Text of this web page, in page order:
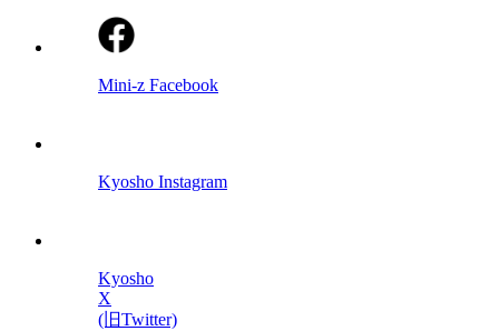
Mini-z Facebook
Kyosho Instagram
Kyosho
X
(旧Twitter)